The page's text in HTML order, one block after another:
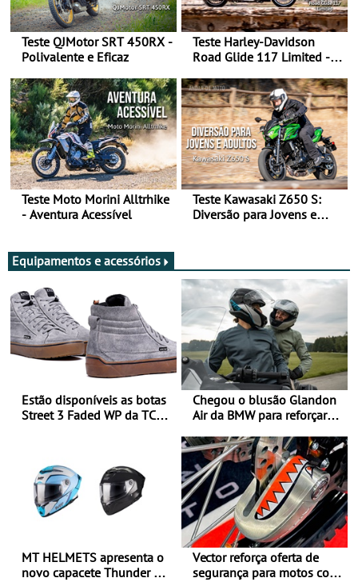
Teste QJMotor SRT 450RX -
Polivalente e Eficaz
Teste Harley-Davidson
Road Glide 117 Limited - A
Teste Moto Morini Alltrhike
- Aventura Acessível
Teste Kawasaki Z650 S:
Diversão para Jovens e
Equipamentos e acessórios
Estão disponíveis as botas
Street 3 Faded WP da TCX
Chegou o blusão Glandon
Air da BMW para reforçar
verão
MT HELMETS apresenta o
novo capacete Thunder 4 R
Vector reforça oferta de
segurança para motos com